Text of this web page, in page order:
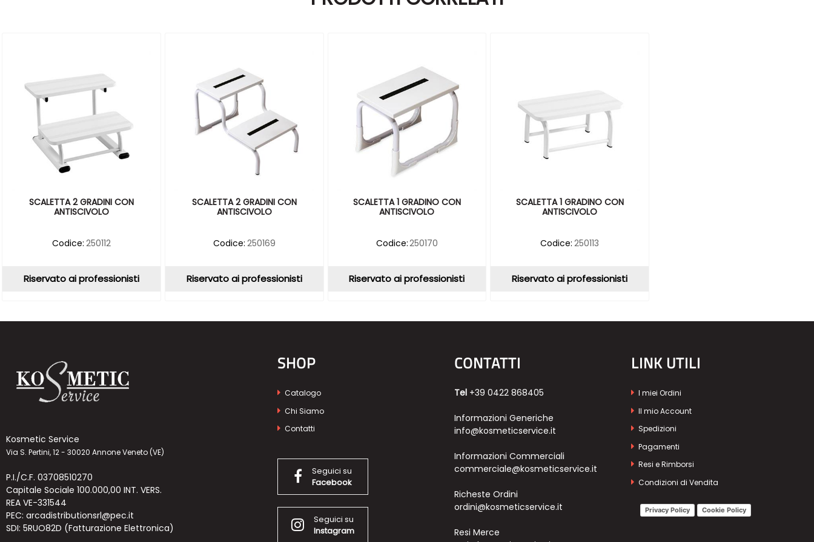
SCALETTA 2 GRADINI CON
ANTISCIVOLO
Codice: 250112
Riservato ai professionisti
SCALETTA 2 GRADINI CON
ANTISCIVOLO
Codice: 250169
Riservato ai professionisti
SCALETTA 1 GRADINO CON
ANTISCIVOLO
Codice:250170
Riservato ai professionisti
SCALETTA 1 GRADINO CON
ANTISCIVOLO
Codice: 250113
Riservato ai professionisti
Kosmetic Service
Via S. Pertini, 12 - 30020 Annone Veneto (VE)
P.I./C.F. 03708510270
Capitale Sociale 100.000,00 INT. VERS.
REA VE-331544
PEC: arcadistributionsrl@pec.it
SDI: 5RUO82D (Fatturazione Elettronica)
SHOP
Catalogo
Chi Siamo
Contatti
Seguici su
Facebook
Seguici su
Instagram
CONTATTI
Tel +39 0422 868405
Informazioni Generiche
info@kosmeticservice.it
Informazioni Commerciali
commerciale@kosmeticservice.it
Richeste Ordini
ordini@kosmeticservice.it
Resi Merce
LINK UTILI
I miei Ordini
Il mio Account
Spedizioni
Pagamenti
Resi e Rimborsi
Condizioni di Vendita
Privacy Policy Cookie Policy